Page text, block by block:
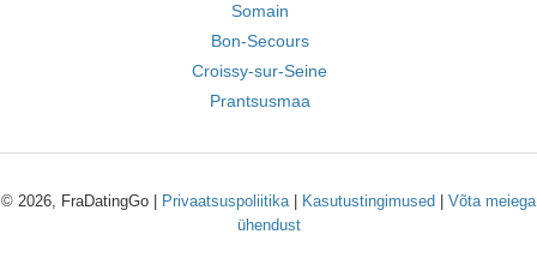
Somain
Bon-Secours
Croissy-sur-Seine
Prantsusmaa
© 2026, FraDatingGo | Privaatsuspoliitika| Kasutustingimused
Võta meiega
ühendust